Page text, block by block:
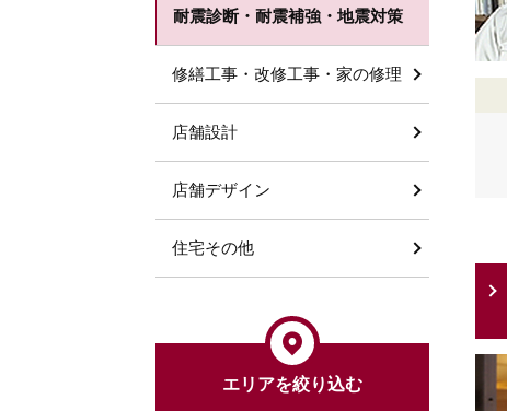
耐震診断・耐震補強・地震対策
修繕工事・改修工事・家の修理
店舗設計
店舗デザイン
住宅その他
エリアを絞り込む